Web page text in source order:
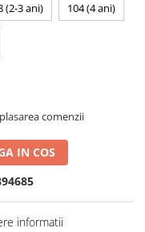
(2-3 ani) 104 (4 ani)
comenzii
IN COS
informatii